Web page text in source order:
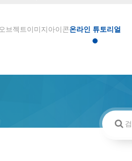
브젝트이미지아이콘온라인 튜토리얼